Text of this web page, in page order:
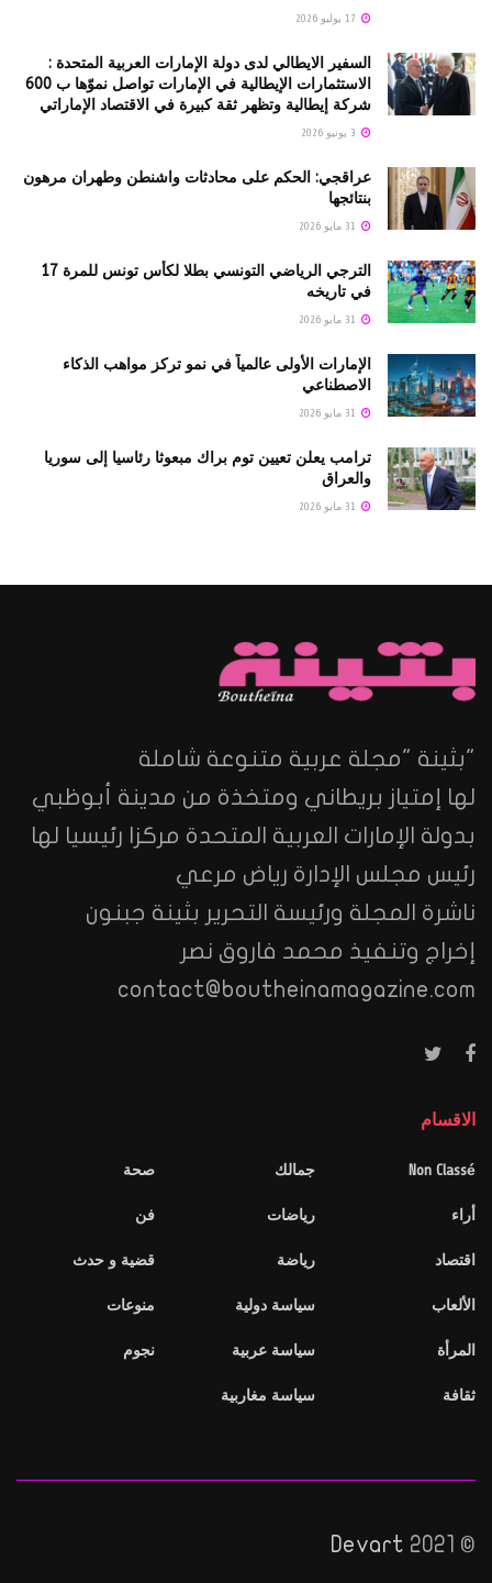
السفير الايطالي لدى دولة الإمارات العربية المتحدة :
الاستثمارات الإيطالية في الإمارات تواصل نموّها ب 600
شركة إيطالية وتظهر ثقة كبيرة في الاقتصاد الإماراتي
عراقجي: الحكم على محادثات واشنطن وطهران مرهون
بنتائجها
الترجي الرياضي التونسي بطلا لكأس تونس للمرة 17
في تاريخه
الإمارات الأولى عالمياً في نمو تركز مواهب الذكاء
الاصطناعي
ترامب يعلن تعيين توم براك مبعوثا رئاسيا إلى سوريا
والعراق
"بثينة "مجلة عربية متنوعة شاملة
لها إمتياز بريطاني ومتخذة من مدينة أبوظبي
بدولة الإمارات العربية المتحدة مركزا رئيسيا لها
رئيس مجلس الإدارة رياض مرعي
ناشرة المجلة ورئيسة التحرير بثينة جبنون
إخراج وتنفيذ محمد فاروق نصر
contact@boutheinamagazine.com
الاقسام
Non Classé
أراء
اقتصاد
الألعاب
المرأة
ثقافة
جمالك
رياضات
رياضة
سياسة دولية
سياسة عربية
سياسة مغاربية
صحة
فن
قضية و حدث
منوعات
نجوم
© 2021
Devart